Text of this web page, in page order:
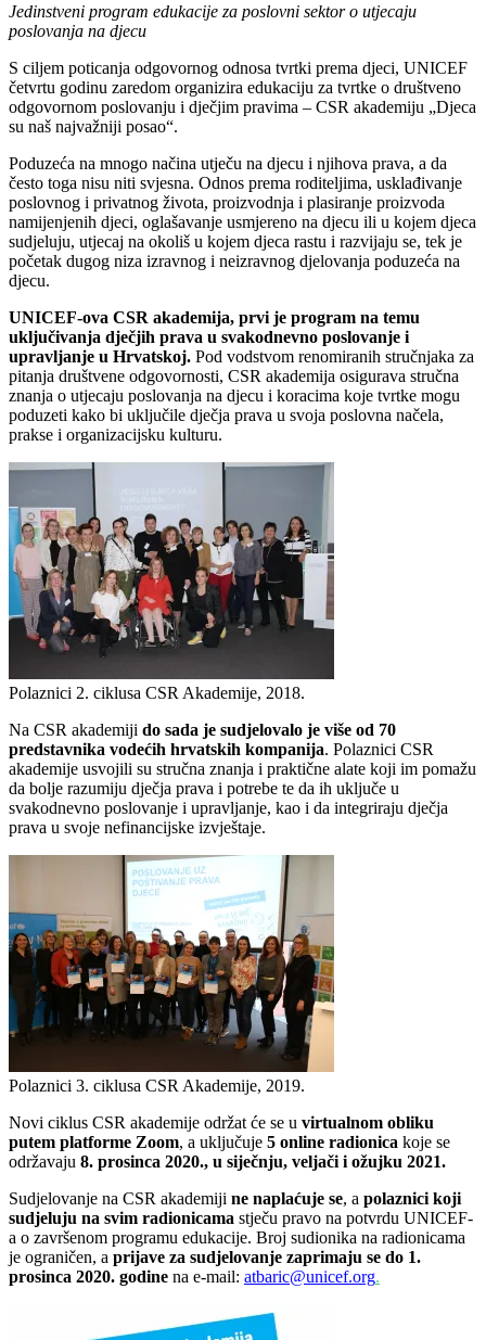
Jedinstveni program edukacije za poslovni sektor o utjecaju
poslovanja na djecu
S ciljem poticanja odgovornog odnosa tvrtki prema djeci, UNICEF
četvrtu godinu zaredom organizira edukaciju za tvrtke o društveno
odgovornom poslovanju i dječjim pravima – CSR akademiju „Djeca
su naš najvažniji posao“.
Poduzeća na mnogo načina utječu na djecu i njihova prava, a da
često toga nisu niti svjesna. Odnos prema roditeljima, usklađivanje
poslovnog i privatnog života, proizvodnja i plasiranje proizvoda
namijenjenih djeci, oglašavanje usmjereno na djecu ili u kojem djeca
sudjeluju, utjecaj na okoliš u kojem djeca rastu i razvijaju se, tek je
početak dugog niza izravnog i neizravnog djelovanja poduzeća na
djecu.
UNICEF-ova CSR akademija, prvi je program na temu
uključivanja dječjih prava u svakodnevno poslovanje i
upravljanje u Hrvatskoj. Pod vodstvom renomiranih stručnjaka za
pitanja društvene odgovornosti, CSR akademija osigurava stručna
znanja o utjecaju poslovanja na djecu i koracima koje tvrtke mogu
poduzeti kako bi uključile dječja prava u svoja poslovna načela,
prakse i organizacijsku kulturu.
Polaznici 2. ciklusa CSR Akademije, 2018.
Na CSR akademiji do sada je sudjelovalo je više od 70
predstavnika vodećih hrvatskih kompanija. Polaznici CSR
akademije usvojili su stručna znanja i praktične alate koji im pomažu
da bolje razumiju dječja prava i potrebe te da ih uključe u
svakodnevno poslovanje i upravljanje, kao i da integriraju dječja
prava u svoje nefinancijske izvještaje.
Polaznici 3. ciklusa CSR Akademije, 2019.
Novi ciklus CSR akademije održat će se u virtualnom obliku
putem platforme Zoom, a uključuje 5 online radionica koje se
održavaju 8. prosinca 2020., u siječnju, veljači i ožujku 2021.
Sudjelovanje na CSR akademiji ne naplaćuje se, a polaznici koji
sudjeluju na svim radionicama stječu pravo na potvrdu UNICEF-
a o završenom programu edukacije. Broj sudionika na radionicama
je ograničen, a prijave za sudjelovanje zaprimaju se do 1.
prosinca 2020. godine na e-mail: atbaric@unicef.org.